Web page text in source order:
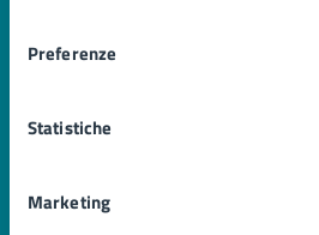
Preferenze
Statistiche
Marketing
Giustizia e sicurezza pubblica
Imprese e commercio
Salute, benessere e assistenza
Vita lavorativa